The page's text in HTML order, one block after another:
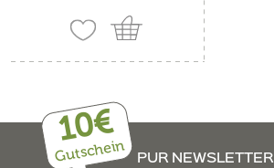
10€
Gutschein
PUR NEWSLETTER